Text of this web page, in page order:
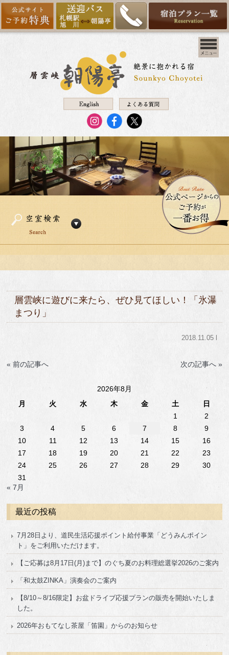
層雲峡に遊びに来たら、ぜひ見てほしい！「氷瀑
まつり」
2018.11.05 l
« 前の記事へ 次の記事へ »
2026年8月
月
火 水 木 金 土
日
1
2
3
4 5 6 7 8
9
10
11 12 13 14 15
16
17
18 19 20 21 22
23
24
25 26 27 28 29
30
31
« 7月
最近の投稿
7月28日より、道民生活応援ポイント給付事業「どうみんポイン
ト」をご利用いただけます。
【ご応募は8月17日(月)まで】のぐち夏のお料理総選挙2026のご案内
「和太鼓ZINKA」演奏会のご案内
【8/10～8/16限定】お盆ドライブ応援プランの販売を開始いたしま
した。
2026年おもてなし茶屋「笛園」からのお知らせ